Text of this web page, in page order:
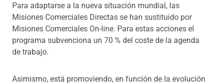
Para adaptarse a la nueva situación mundial, las
Misiones Comerciales Directas se han sustituido por
Misiones Comerciales On-line. Para estas acciones el
programa subvenciona un 70 % del coste de la agenda
de trabajo.
Asimismo, está promoviendo, en función de la evolución